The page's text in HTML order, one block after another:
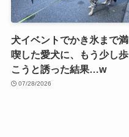
犬イベントでかき氷まで満
喫した愛犬に、もう少し歩
こうと誘った結果…w
07/28/2026